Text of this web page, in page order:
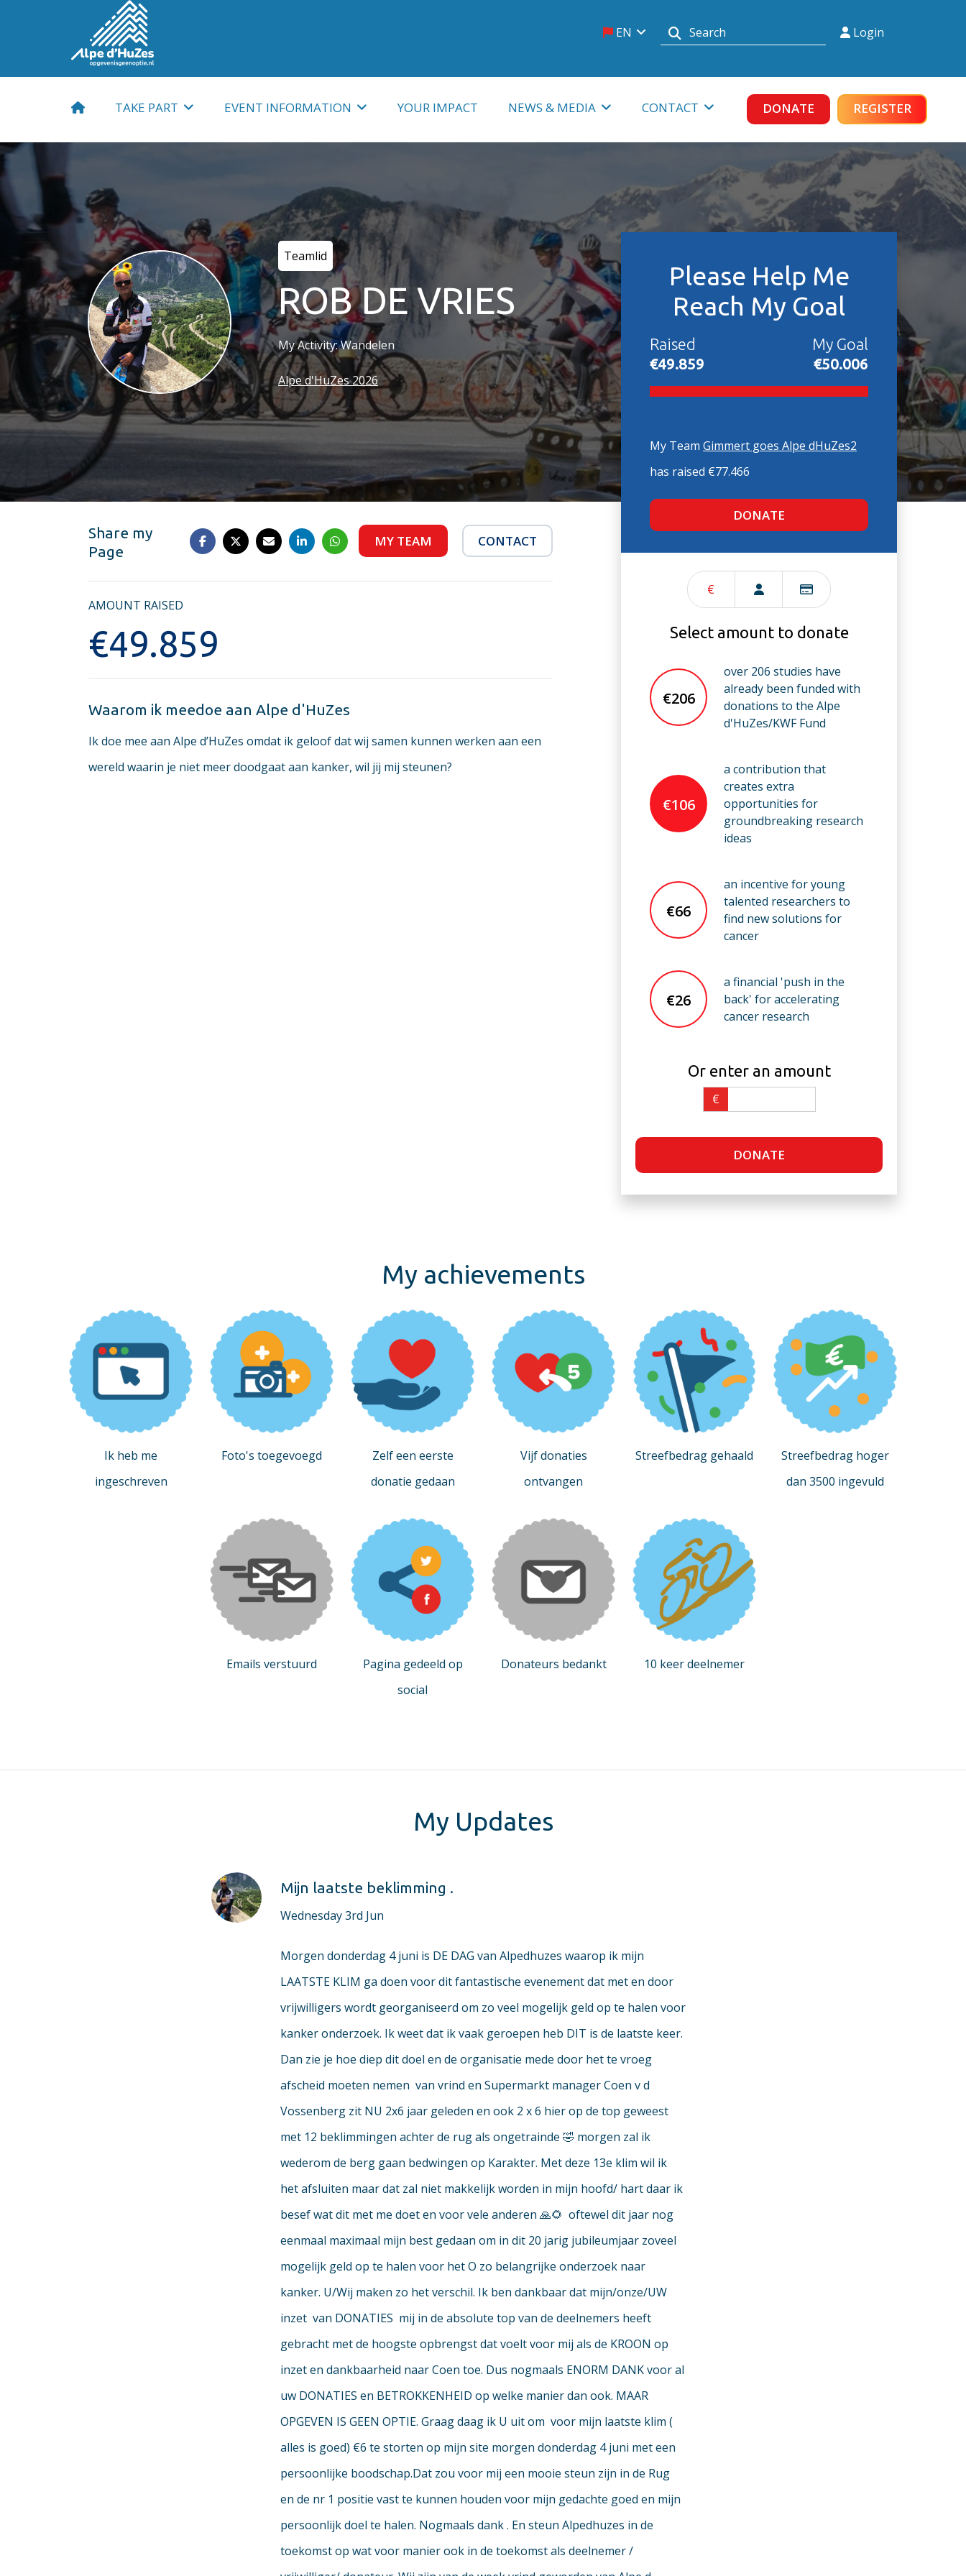
EN Login
TAKE PART
Child
Volunteer
Sponsor
Supporter
Indoor Ride Ahoy
EVENT INFORMATION
Travel and accomodation
Apparel
Training
Meals
Pack your suitcase
Alpe d'HuZes week
YOUR IMPACT NEWS & MEDIA
Photo and video
Podcast
Radio
Music
Press
CONTACT DONATE REGISTER
Teamlid
ROB DE VRIES
My Activity: Wandelen
Alpe d'HuZes 2026
Share my
Page
MY TEAM CONTACT
AMOUNT RAISED
€49.859
Waarom ik meedoe aan Alpe d'HuZes
Ik doe mee aan Alpe d’HuZes omdat ik geloof dat wij samen kunnen werken aan een
wereld waarin je niet meer doodgaat aan kanker, wil jij mij steunen?
Please Help Me
Reach My Goal
Raised
€49.859
My Goal
€50.006
My Team Gimmert goes Alpe dHuZes2
has raised €77.466
DONATE
€
Select amount to donate
€206
over 206 studies have
already been funded with
donations to the Alpe
d'HuZes/KWF Fund
€106
a contribution that
creates extra
opportunities for
groundbreaking research
ideas
€66
an incentive for young
talented researchers to
find new solutions for
cancer
€26
a financial 'push in the
back' for accelerating
cancer research
Or enter an amount
€
DONATE
My achievements
Ik heb me
ingeschreven
Foto's toegevoegd
Zelf een eerste
donatie gedaan
Vijf donaties
ontvangen
Streefbedrag gehaald
Streefbedrag hoger
dan 3500 ingevuld
Emails verstuurd
Pagina gedeeld op
social
Donateurs bedankt 10 keer deelnemer
My Updates
Mijn laatste beklimming .
Wednesday 3rd Jun
Morgen donderdag 4 juni is DE DAG van Alpedhuzes waarop ik mijn
LAATSTE KLIM ga doen voor dit fantastische evenement dat met en door
vrijwilligers wordt georganiseerd om zo veel mogelijk geld op te halen voor
kanker onderzoek. Ik weet dat ik vaak geroepen heb DIT is de laatste keer.
Dan zie je hoe diep dit doel en de organisatie mede door het te vroeg
afscheid moeten nemen van vrind en Supermarkt manager Coen v d
Vossenberg zit NU 2x6 jaar geleden en ook 2 x 6 hier op de top geweest
met 12 beklimmingen achter de rug als ongetrainde 🤣 morgen zal ik
wederom de berg gaan bedwingen op Karakter. Met deze 13e klim wil ik
het afsluiten maar dat zal niet makkelijk worden in mijn hoofd/ hart daar ik
besef wat dit met me doet en voor vele anderen 🙏🌻 oftewel dit jaar nog
eenmaal maximaal mijn best gedaan om in dit 20 jarig jubileumjaar zoveel
mogelijk geld op te halen voor het O zo belangrijke onderzoek naar
kanker. U/Wij maken zo het verschil. Ik ben dankbaar dat mijn/onze/UW
inzet van DONATIES mij in de absolute top van de deelnemers heeft
gebracht met de hoogste opbrengst dat voelt voor mij als de KROON op
inzet en dankbaarheid naar Coen toe. Dus nogmaals ENORM DANK voor al
uw DONATIES en BETROKKENHEID op welke manier dan ook. MAAR
OPGEVEN IS GEEN OPTIE. Graag daag ik U uit om voor mijn laatste klim (
alles is goed) €6 te storten op mijn site morgen donderdag 4 juni met een
persoonlijke boodschap.Dat zou voor mij een mooie steun zijn in de Rug
en de nr 1 positie vast te kunnen houden voor mijn gedachte goed en mijn
persoonlijk doel te halen. Nogmaals dank . En steun Alpedhuzes in de
toekomst op wat voor manier ook in de toekomst als deelnemer /